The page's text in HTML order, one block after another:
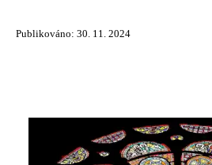
Publikováno: 30. 11. 2024